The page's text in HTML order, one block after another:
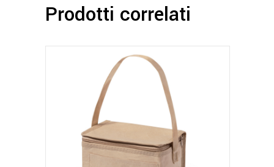
Prodotti correlati